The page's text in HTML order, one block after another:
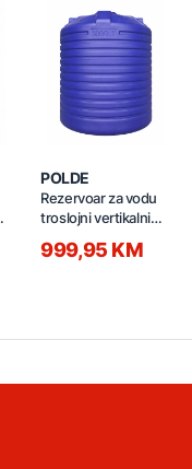
POLDE
Rezervoar za vodu
troslojni vertikalni
999,95 KM